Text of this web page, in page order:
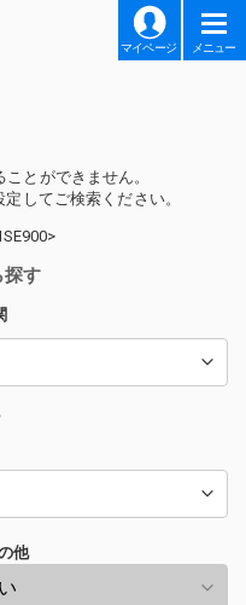
マイページ メニュー
とができません。
してご検索ください。
探す
他